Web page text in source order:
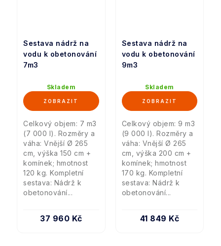
Sestava nádrž na
vodu k obetonování
7m3
Skladem
37 960 Kč
Celkový objem: 7 m3
(7 000 l). Rozměry a
váha: Vnější Ø 265
cm, výška 150 cm +
komínek; hmotnost
120 kg. Kompletní
sestava: Nádrž k
obetonování...
Sestava nádrž na
vodu k obetonování
9m3
Skladem
41 849 Kč
Celkový objem: 9 m3
(9 000 l). Rozměry a
váha: Vnější Ø 265
cm, výška 200 cm +
komínek; hmotnost
170 kg. Kompletní
sestava: Nádrž k
obetonování...